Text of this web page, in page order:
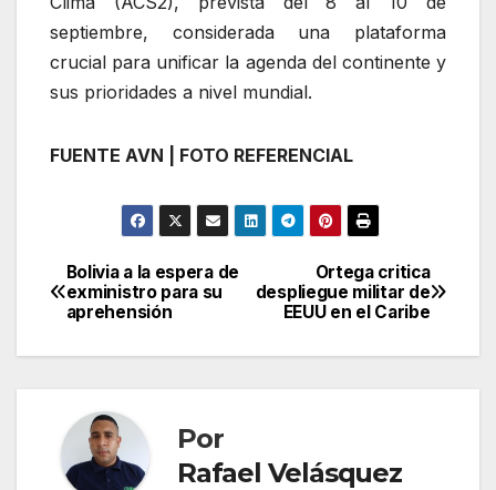
septiembre, considerada una plataforma
crucial para unificar la agenda del continente y
sus prioridades a nivel mundial.
FUENTE AVN | FOTO REFERENCIAL
Navegación
de
Ortega critica
despliegue militar de
EEUU en el Caribe
Bolivia a la espera de
exministro para su
aprehensión
Por
Rafael Velásquez